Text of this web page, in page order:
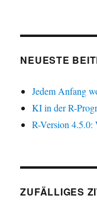
NEUESTE
Jedem Anfang
KI in der R-
R-Version 4.5.0:
ZUFÄLLIGES